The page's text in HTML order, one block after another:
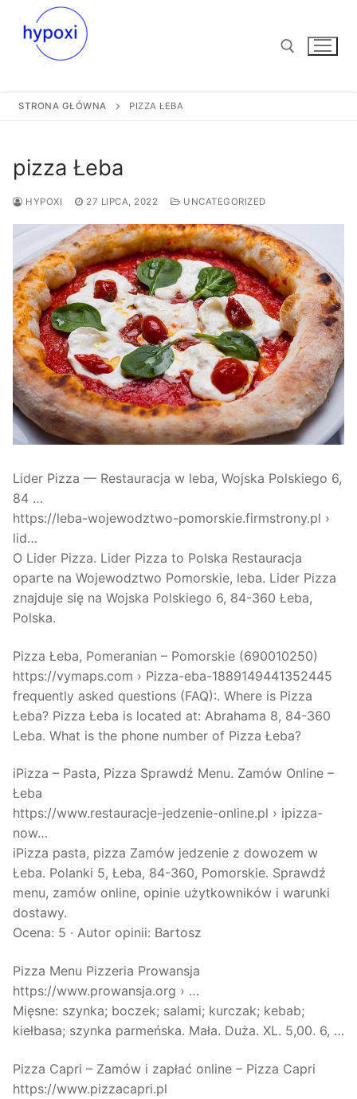
Przejdź
Szukaj:
STRONA GŁÓWNA PIZZA ŁEBA
pizza Łeba
HYPOXI 27 LIPCA, 2022 UNCATEGORIZED
Lider Pizza — Restauracja w leba, Wojska Polskiego 6,
84 …
https://leba-wojewodztwo-pomorskie.firmstrony.pl ›
lid…
O Lider Pizza. Lider Pizza to Polska Restauracja
oparte na Wojewodztwo Pomorskie, leba. Lider Pizza
znajduje się na Wojska Polskiego 6, 84-360 Łeba,
Polska.
Pizza Łeba, Pomeranian – Pomorskie (690010250)
https://vymaps.com › Pizza-eba-1889149441352445
frequently asked questions (FAQ):. Where is Pizza
Łeba? Pizza Łeba is located at: Abrahama 8, 84-360
Leba. What is the phone number of Pizza Łeba?
iPizza – Pasta, Pizza Sprawdź Menu. Zamów Online –
Łeba
https://www.restauracje-jedzenie-online.pl › ipizza-
now…
iPizza pasta, pizza Zamów jedzenie z dowozem w
Łeba. Polanki 5, Łeba, 84-360, Pomorskie. Sprawdź
menu, zamów online, opinie użytkowników i warunki
dostawy.
Ocena: 5 · ‎Autor opinii: Bartosz
Pizza Menu Pizzeria Prowansja
https://www.prowansja.org › …
Mięsne: szynka; boczek; salami; kurczak; kebab;
kiełbasa; szynka parmeńska. Mała. Duża. XL. 5,00. 6, …
Pizza Capri – Zamów i zapłać online – Pizza Capri
https://www.pizzacapri.pl